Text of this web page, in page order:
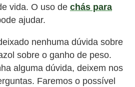
vida. O uso de chás para
ajudar.
nenhuma dúvida sobre
sobre o ganho de peso.
alguma dúvida, deixem nos
Faremos o possível